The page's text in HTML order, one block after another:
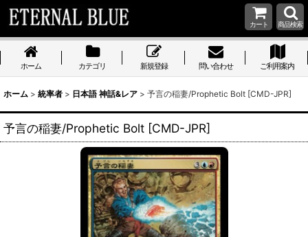
カート 商品検索
ホーム カテゴリ 新規登録 問い合わせ ご利用案内
ホーム > 統率者 > 日本語 神話&レア > 予言の稲妻/Prophetic Bolt [CMD-JPR]
予言の稲妻/Prophetic Bolt [CMD-JPR]